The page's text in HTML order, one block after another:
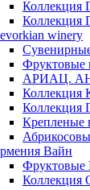
Коллекция
Коллекция
winery
Фруктовые
АРИАЦ.
Коллекция
Крепленые
Вайн
Фруктовые
Коллекция